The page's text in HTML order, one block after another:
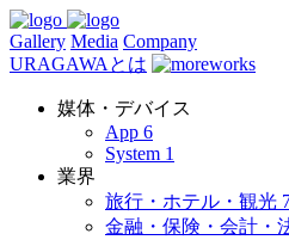
Gallery Media Company
URAGAWAとは
媒体・デバイス
App 6
System 1
業界
旅行・ホテル・観光
金融・保険・会計・